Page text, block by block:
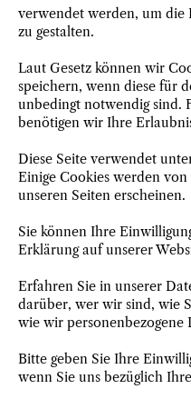
verwendet werden, um die
zu gestalten.
Laut Gesetz können wir
speichern, wenn diese für
unbedingt notwendig sind.
benötigen wir Ihre
Diese Seite verwendet
Einige Cookies werden
unseren Seiten erscheinen.
Sie können Ihre
Erklärung auf unserer
Erfahren Sie in unserer
darüber, wer wir sind, wie
wie wir personenbezogene
Bitte geben Sie Ihre
wenn Sie uns bezüglich